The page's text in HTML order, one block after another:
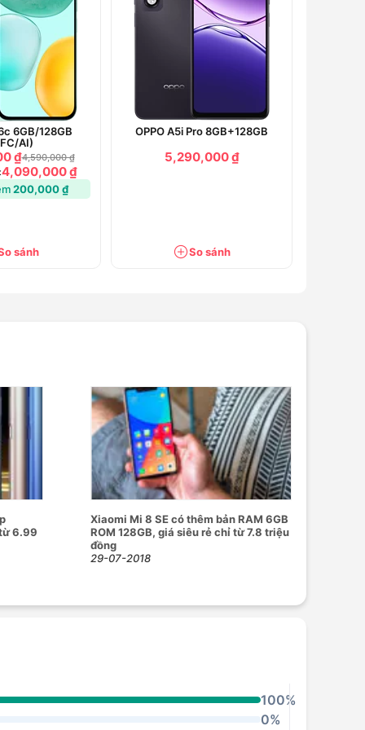
6GB/128GB
AI)
₫4,590,000 ₫
4,090,000 ₫
200,000 ₫
sánh
OPPO A5i Pro 8GB+128GB
5,290,000 ₫
So sánh
6.99
Xiaomi Mi 8 SE có thêm bản RAM 6GB
ROM 128GB, giá siêu rẻ chỉ từ 7.8 triệu
đồng
29-07-2018
100%
0%